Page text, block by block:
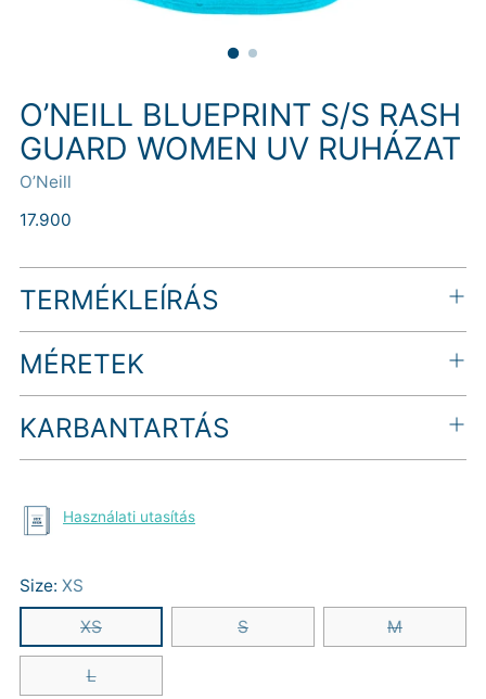
O’NEILL BLUEPRINT S/S RASH
GUARD WOMEN UV RUHÁZAT
O’Neill
Normál
17.900
TERMÉKLEÍRÁS
MÉRETEK
KARBANTARTÁS
Használati utasítás
Size: XS
XS
S M
L